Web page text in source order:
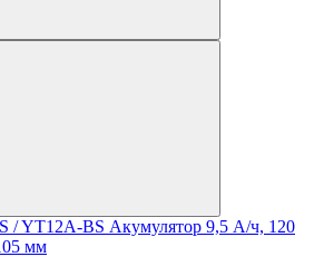
/ YT12A-BS Акумулятор 9,5 А/ч, 120
мм